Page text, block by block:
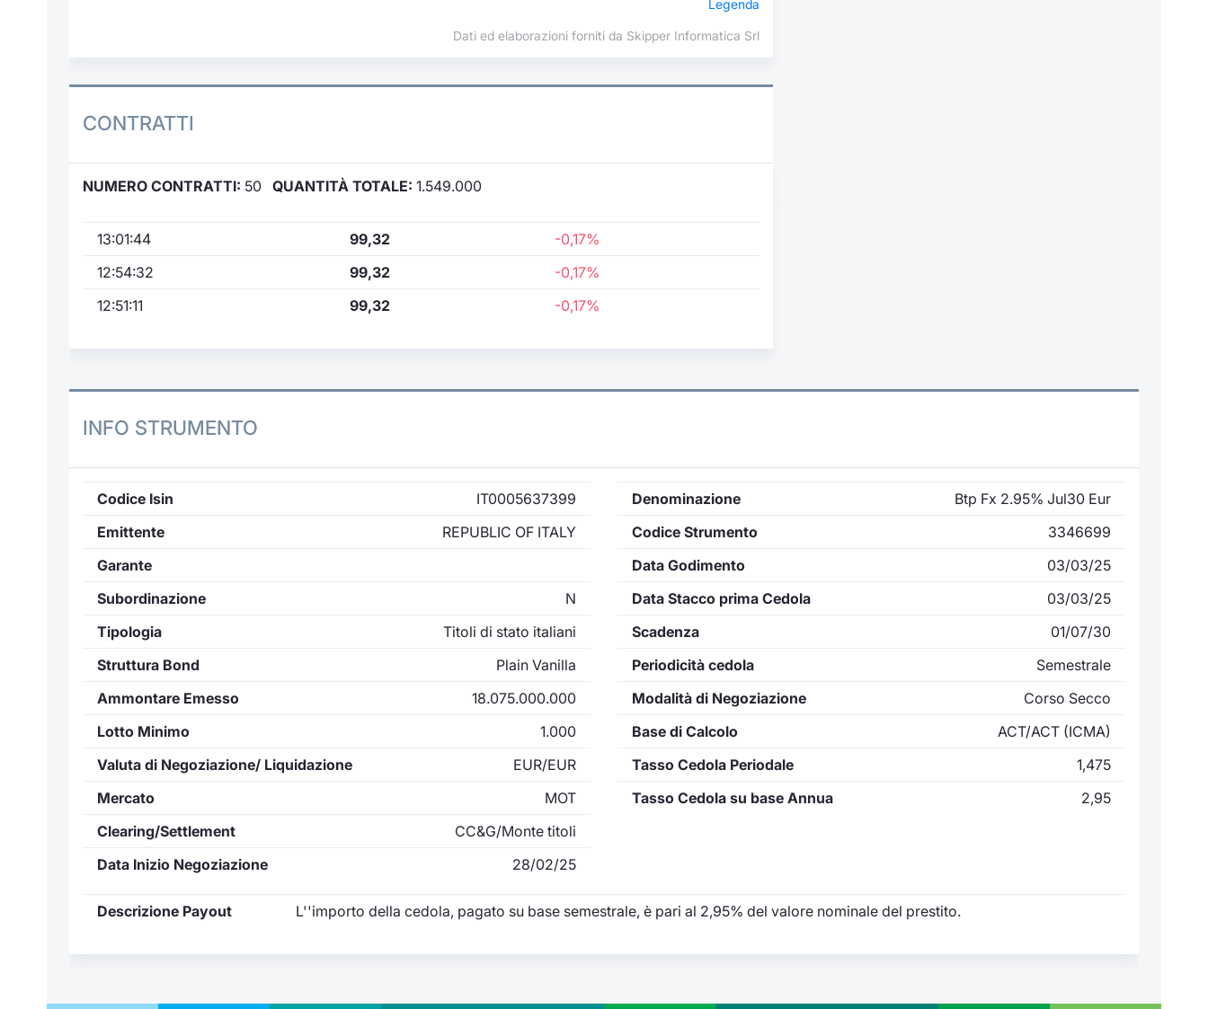
Legenda
Dati ed elaborazioni forniti da Skipper Informatica Srl
CONTRATTI
NUMERO CONTRATTI: 50 QUANTITÀ TOTALE: 1.549.000
13:01:44 99,32
-0,17%
12:54:32
99,32
-0,17%
12:51:11
99,32 -0,17%
INFO STRUMENTO
Codice Isin
IT0005637399
Emittente
REPUBLIC OF ITALY
Garante
Subordinazione
N
Tipologia
Titoli di stato italiani
Struttura Bond
Plain Vanilla
Ammontare Emesso
18.075.000.000
Lotto Minimo
1.000
Valuta di Negoziazione/ Liquidazione
EUR/EUR
Mercato
MOT
Clearing/Settlement
CC&G/Monte titoli
Data Inizio Negoziazione
28/02/25
Denominazione
Btp Fx 2.95% Jul30 Eur
Codice Strumento
3346699
Data Godimento
03/03/25
Data Stacco prima Cedola
03/03/25
Scadenza
01/07/30
Periodicità cedola
Semestrale
Modalità di Negoziazione
Corso Secco
Base di Calcolo
ACT/ACT (ICMA)
Tasso Cedola Periodale
1,475
Tasso Cedola su base Annua
2,95
Descrizione Payout L''importo della cedola, pagato su base semestrale, è pari al 2,95% del valore nominale del prestito.